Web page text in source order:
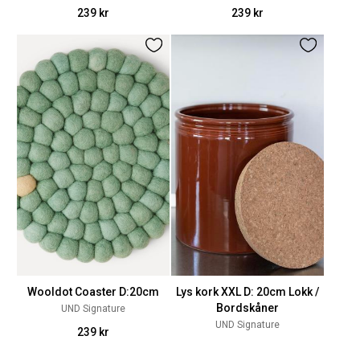
239 kr 239 kr
Wooldot Coaster D:20cm
UND Signature
239 kr
Lys kork XXL D: 20cm Lokk /
Bordskåner
UND Signature